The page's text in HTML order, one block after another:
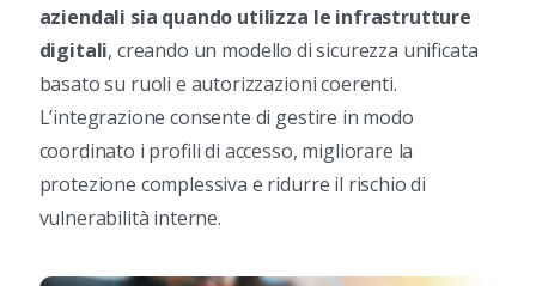
aziendali sia quando utilizza le infrastrutture
digitali, creando un modello di sicurezza unificata
basato su ruoli e autorizzazioni coerenti.
L’integrazione consente di gestire in modo
coordinato i profili di accesso, migliorare la
protezione complessiva e ridurre il rischio di
vulnerabilità interne.